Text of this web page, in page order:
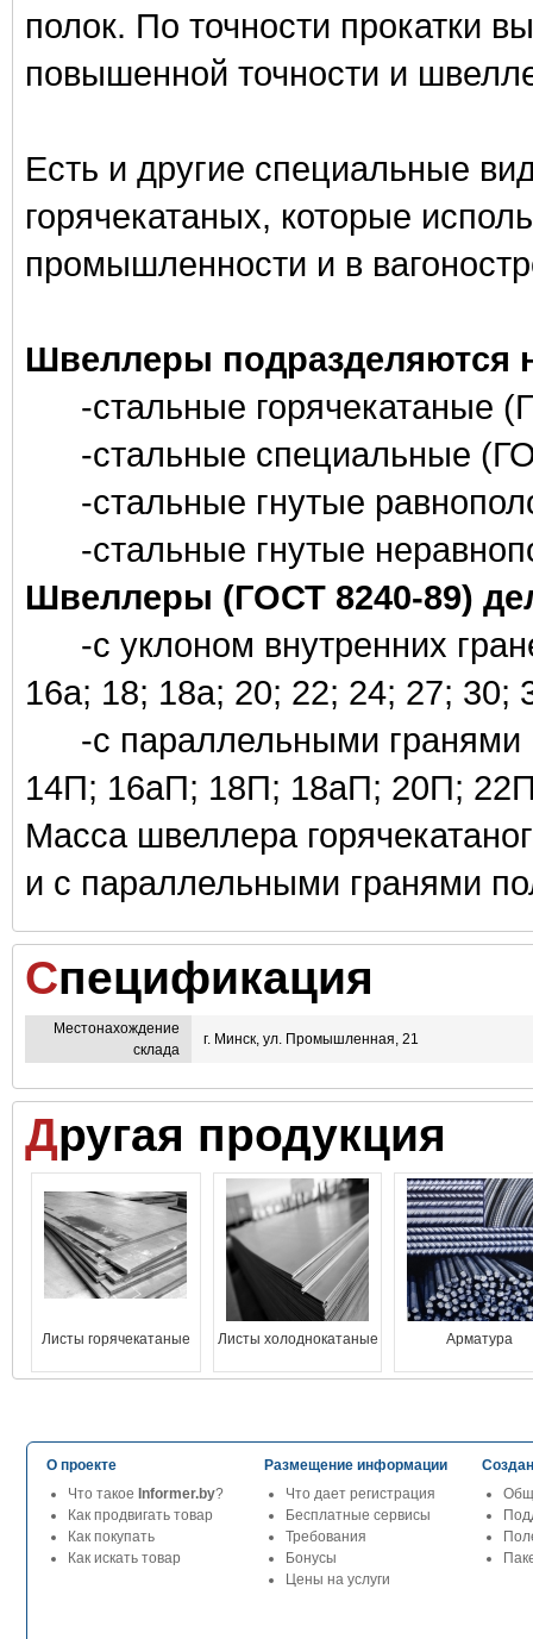
полок. По точности прокатки
повышенной точности и
Есть и другие специальные
горячекатаных, которые
промышленности и в
Швеллеры подразделяются
-стальные горячекатаные
-стальные специальные
-стальные гнутые
-стальные гнутые
Швеллеры (ГОСТ 8240-89)
-с уклоном внутренних
16а; 18; 18а; 20; 22; 24; 27; 30;
-с параллельными
14П; 16аП; 18П; 18аП; 20П;
Масса швеллера
и с параллельными гранями
Спецификация
Местонахождение
склада
г. Минск, ул. Промышленная, 21
Другая продукция
Листы горячекатаные Листы холоднокатаные Арматура
О проекте
Что такое Informer.by?
Как продвигать товар
Как покупать
Как искать товар
Размещение информации
Что дает регистрация
Бесплатные сервисы
Требования
Бонусы
Цены на услуги